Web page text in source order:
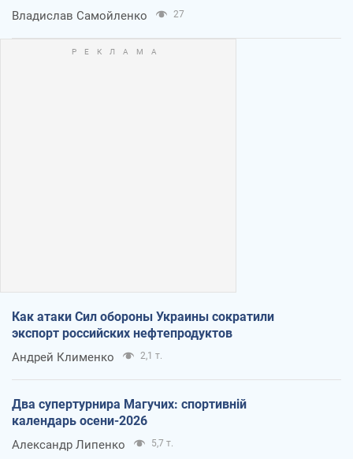
Владислав Самойленко 27
Как атаки Сил обороны Украины сократили
экспорт российских нефтепродуктов
Андрей Клименко 2,1 т.
Два супертурнира Магучих: спортивній
календарь осени-2026
Александр Липенко 5,7 т.